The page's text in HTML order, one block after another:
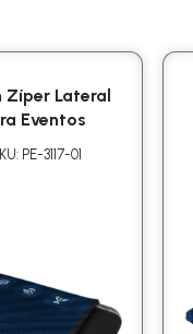
Zíper Lateral
Eventos
PE-3117-01